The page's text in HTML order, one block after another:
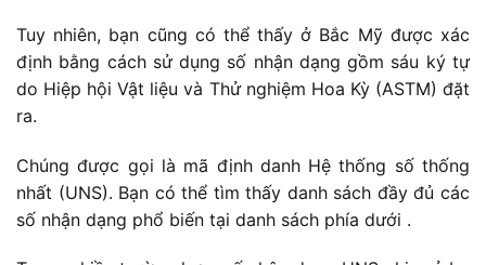
Tuy nhiên, bạn cũng có thể thấy ở Bắc Mỹ được xác
định bằng cách sử dụng số nhận dạng gồm sáu ký tự
do Hiệp hội Vật liệu và Thử nghiệm Hoa Kỳ (ASTM) đặt
ra.
Chúng được gọi là mã định danh Hệ thống số thống
nhất (UNS). Bạn có thể tìm thấy danh sách đầy đủ các
số nhận dạng phổ biến tại danh sách phía dưới .